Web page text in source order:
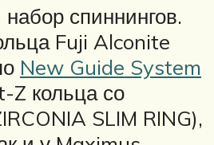
спиннингов.
Fuji Alconite
New Guide System
Z кольца со
SLIM RING),